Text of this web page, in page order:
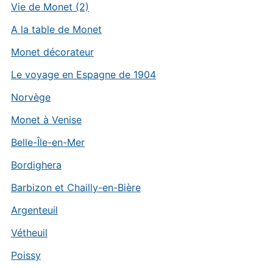
Vie de Monet (2)
A la table de Monet
Monet décorateur
Le voyage en Espagne de 1904
Norvège
Monet à Venise
Belle-Île-en-Mer
Bordighera
Barbizon et Chailly-en-Bière
Argenteuil
Vétheuil
Poissy